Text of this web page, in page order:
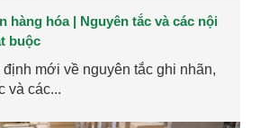
hàng hóa | Nguyên tắc và các nội
buộc
mới về nguyên tắc ghi nhãn,
và các...